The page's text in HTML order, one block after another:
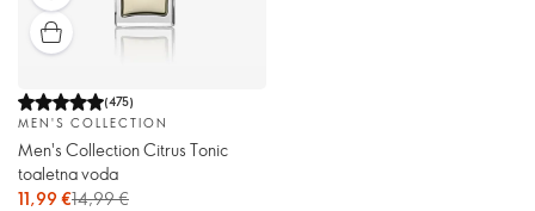
(475)
MEN'S COLLECTION
Men's Collection Citrus Tonic
toaletna voda
11,99 €14,99 €